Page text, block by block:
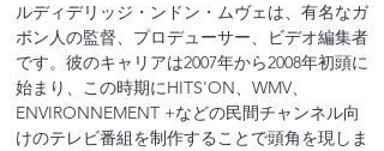
ルディデリッジ・ンドン・ムヴェは、有名なガ
ボン人の監督、プロデューサー、ビデオ編集者
です。彼のキャリアは2007年から2008年初頭に
始まり、この時期にHITS'ON、WMV、
ENVIRONNEMENT +などの民間チャンネル向
けのテレビ番組を制作することで頭角を現しま